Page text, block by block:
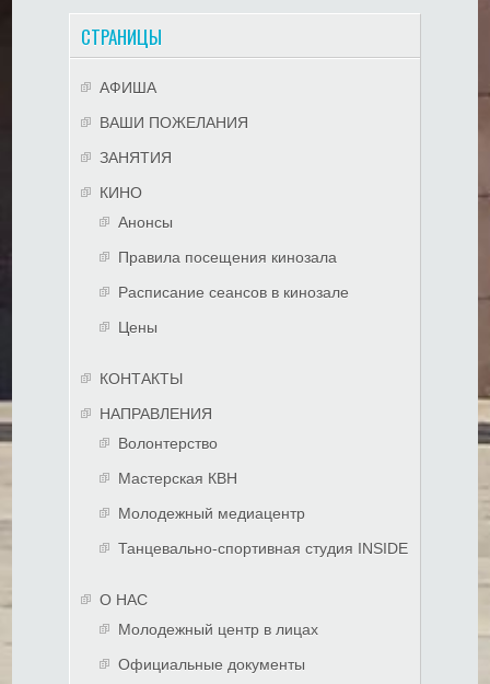
СТРАНИЦЫ
АФИША
ВАШИ ПОЖЕЛАНИЯ
ЗАНЯТИЯ
КИНО
Анонсы
Правила посещения кинозала
Расписание сеансов в кинозале
Цены
КОНТАКТЫ
НАПРАВЛЕНИЯ
Волонтерство
Мастерская КВН
Молодежный медиацентр
Танцевально-спортивная студия INSIDE
О НАС
Молодежный центр в лицах
Официальные документы